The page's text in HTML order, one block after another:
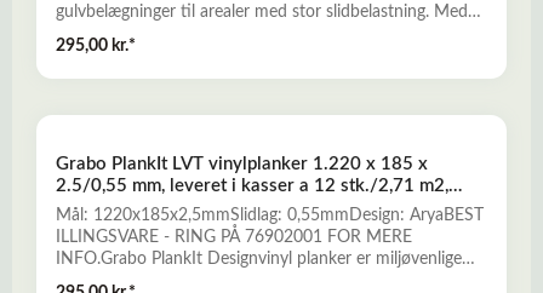
gulvbelægninger til arealer med stor slidbelastning. Med
gulvflade med fremragende skridsikkerhed, hygiejniske
egenskaber, rengøringsvenlighed, akustiske egenskaber,
hygiejnisk, miljø- og sikkerhedsmæssig forsvarlig løsning.
fri for tungmetaller, opløsningsmidler og
phthalater.Designvinyl planker og fliser, også kaldet LVT
(Luxury Vinyl Tiles), er en prisbillig, holdbar og fleksibel
gulvbelægning til erhverv, institutioner og boliger m.m.
Designet kommer fra en fotografisk film og overfladen
kan præges med f.eks. trætekstur eller stentekstur, derved
295,00 kr.*
Grabo PlankIt LVT vinylplanker 1.220 x 185 x
2.5/0,55 mm, leveret i kasser a 12 stk./2,71 m2,
design Arya
Mål: 1220x185x2,5mmSlidlag: 0,55mmDesign: AryaBEST
ILLINGSVARE - RING PÅ 76902001 FOR MERE
INFO.Grabo PlankIt Designvinyl planker er miljøvenlige
gulvbelægninger til arealer med stor slidbelastning. Med